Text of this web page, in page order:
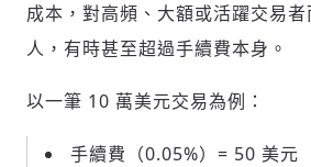
成本，對高頻、大額或活躍交易
人，有時甚至超過手續費本身。
以一筆 10 萬美元交易為例：
手續費（0.05%）= 50 美元